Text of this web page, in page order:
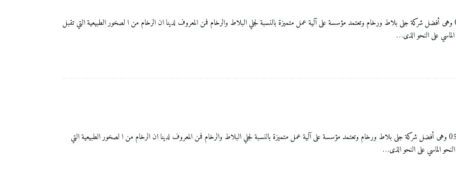
تلميع الرخام بالقصيم شركة الشام ماربل للعناية بالمنزل 0556083761 وهى أفضل شركة جلى بلاط ورخام وتعتمد مؤسسة على آلية عمل متميزة بالنسبة لجلي البلاط والرخام فمن المعروف لدينا ان الرخام من ا لصخور الطبيعية التي تقبل
الماسي على النحو الذى…
تلميع ارضيات بالقصيم شركة الشام ماربل للعناية بالمنزل 0556083761 وهى أفضل شركة جلى بلاط ورخام وتعتمد مؤسسة على آلية عمل متميزة بالنسبة لجلي البلاط والرخام فمن المعروف لدينا ان الرخام من ا لصخور الطبيعية التي
الماسي على النحو الذى…